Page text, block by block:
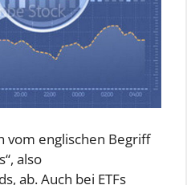
vom englischen Begriff
also
ab. Auch bei ETFs